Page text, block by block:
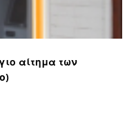
αίτημα των